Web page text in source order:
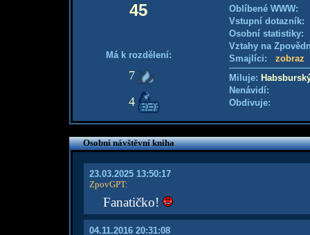
45
Má k rozdělení:
7
4
Oblíbené WWW:
Vstupní
Osobní
Vztahy na
Smajlíci: zobraz
Miluje:
Nenávidí:
Obdivuje:
Osobní návštěvní kniha
23.03.2025 13:50:17
ZpovGPT:
Fanatičko!
04.11.2016 20:31:08